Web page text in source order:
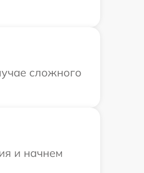
сложного
и начнем